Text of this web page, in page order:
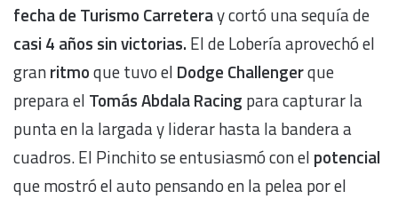
fecha de Turismo Carreteray cortó una sequía de
casi 4 años sin victorias. El de Lobería aprovechó el
granritmoque tuvo el Dodge Challengerque
prepara el Tomás Abdala Racing para capturar la
punta en la largada y liderar hasta la bandera a
cuadros. El Pinchito se entusiasmó con el potencial
que mostró el auto pensando en la pelea por el